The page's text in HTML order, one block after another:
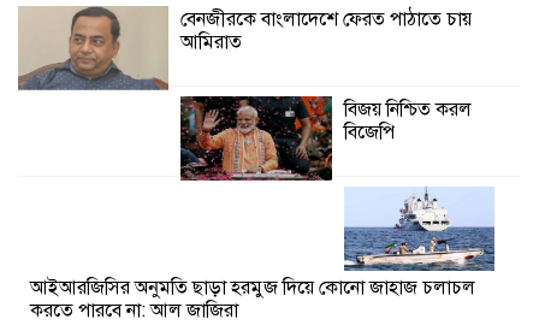
শ্যামনগরে জলবায়ু সহনশীল জনগোষ্ঠী গঠনে
প্রকল্পের অংশগ্রহণমূলক শিখন ও অভিজ্ঞতা
শ্যামনগরে বনবিভাগ ও সিএমসির সাথে
জেলেদের মতবিনিময় সভা
বেনজীরকে বাংলাদেশে ফেরত পাঠাতে চায়
আমিরাত
বিজয় নিশ্চিত করল
বিজেপি
আইআরজিসির অনুমতি ছাড়া হরমুজ দিয়ে কোনো জাহাজ চলাচল
করতে পারবে না: আল জাজিরা